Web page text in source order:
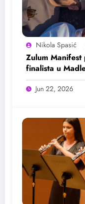
Nikola Spasić
Zulum
finalista u
Jun 22, 2026